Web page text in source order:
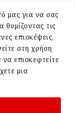
μας για να σας
θυμίζοντας τις
επισκέψεις.
στη χρήση
επισκεφτείτε
μια